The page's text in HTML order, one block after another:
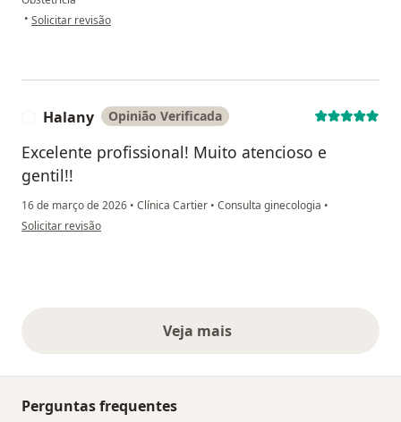
• na opinião do utilizador Sara Stefanne Abjaud
Solicitar revisão
Halany Opinião Verificada
Excelente profissional! Muito atencioso e
gentil!!
16 de março de 2026 • Clínica Cartier • Consulta ginecologia •
na opinião do utilizador Halany
Solicitar revisão
Veja maisopiniões acima
Perguntas frequentes